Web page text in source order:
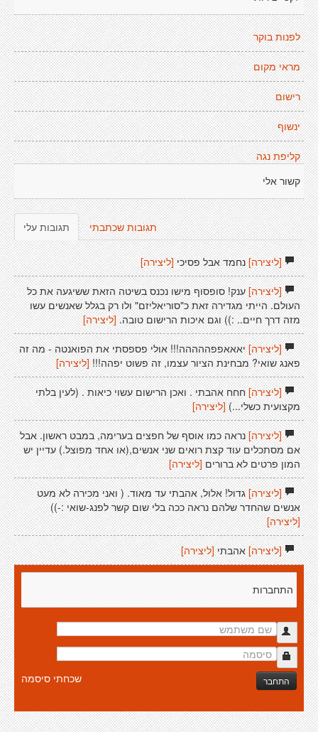
לפנות בוקר
מראי מקום
רישום
ינשוף
קליפת נגה
קשור אלי
תגובות עלי תגובות שכתבתי
[ליצירה]נחמד אבל פסיכי [ליצירה]
[ליצירה]ענק! סופסוף מישו נכנס בשיטה הזאת ששיגעה את כל
העולם. הייתי מגדירה זאת כ"סוריאליזם" ולו רק בגלל שאנשים עשו
מזה דרך חיים.. :)) וגם איכות הרישום טובה. [ליצירה]
[ליצירה]יאאאפפההההה!!! אולי פספסתי את הפואנטה - מה זה
פאנג שואי? מבחינת הציור עצמו, זה פשוט יפהה!!! [ליצירה]
[ליצירה]חחח אהבתי . ואכן הרישום עשוי כיאות . (לעין בלתי
מקצועית כשלי...)[ליצירה]
[ליצירה]נראה כמו אוסף של חפצים בערימה, במבט ראשון. אבל
אם מסתכלים עוד קצת רואים שני אנשים,(או אחד מפוצל.) עדיין יש
המון פרטים לא ברורים [ליצירה]
[ליצירה]גדול! אלול, אהבתי עד מאוד. ( ואני מכירה לא מעט
אנשים שהחדר שלהם נראה ככה בלי שום קשר לפנג-שואי :-))
[ליצירה]
[ליצירה]אהבתי [ליצירה]
התחברות
התחבר שכחתי סיסמה